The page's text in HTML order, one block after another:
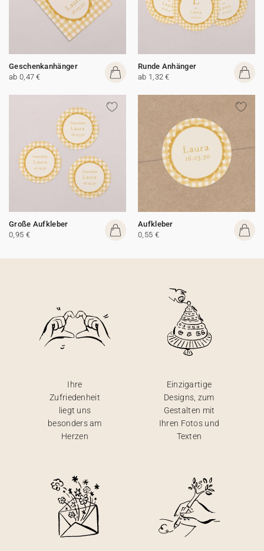
Geschenkanhänger
ab 0,47 €
Runde Anhänger
ab 1,32 €
Große Aufkleber
0,95 €
Aufkleber
0,55 €
Ihre
Zufriedenheit
liegt uns
besonders am
Herzen
Einzigartige
Designs, zum
Gestalten mit
Ihren Fotos und
Texten